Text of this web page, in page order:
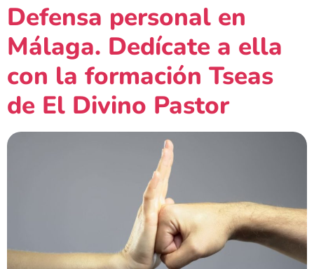
Defensa personal en
Málaga. Dedícate a ella
con la formación Tseas
de El Divino Pastor